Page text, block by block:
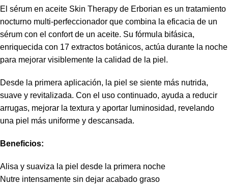
El sérum en aceite Skin Therapy de Erborian es un tratamiento
nocturno multi-perfeccionador que combina la eficacia de un
sérum con el confort de un aceite. Su fórmula bifásica,
enriquecida con 17 extractos botánicos, actúa durante la noche
para mejorar visiblemente la calidad de la piel.
Desde la primera aplicación, la piel se siente más nutrida,
suave y revitalizada. Con el uso continuado, ayuda a reducir
arrugas, mejorar la textura y aportar luminosidad, revelando
una piel más uniforme y descansada.
Beneficios:
Alisa y suaviza la piel desde la primera noche
Nutre intensamente sin dejar acabado graso